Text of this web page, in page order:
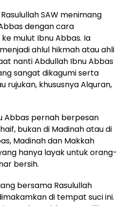
SAW menimang
dengan cara
mulut Ibnu Abbas. Ia
ahlul hikmah atau ahli
nanti Abdullah Ibnu Abbas
sangat dikagumi serta
rujukan, khususnya Alquran,
Abbas pernah berpesan
bukan di Madinah atau di
Madinah dan Makkah
hanya layak untuk orang-
bersih.
bersama Rasulullah
di tempat suci ini.